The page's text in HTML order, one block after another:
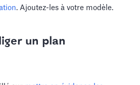
. Ajoutez-les à votre modèle.
un plan